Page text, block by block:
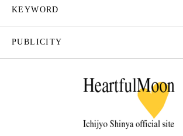
KEYWORD
PUBLICITY